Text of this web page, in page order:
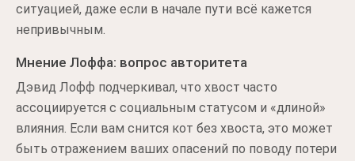
ситуацией, даже если в начале пути всё кажется
непривычным.
Мнение Лоффа: вопрос авторитета
Дэвид Лофф подчеркивал, что хвост часто
ассоциируется с социальным статусом и «длиной»
влияния. Если вам снится кот без хвоста, это может
быть отражением ваших опасений по поводу потери